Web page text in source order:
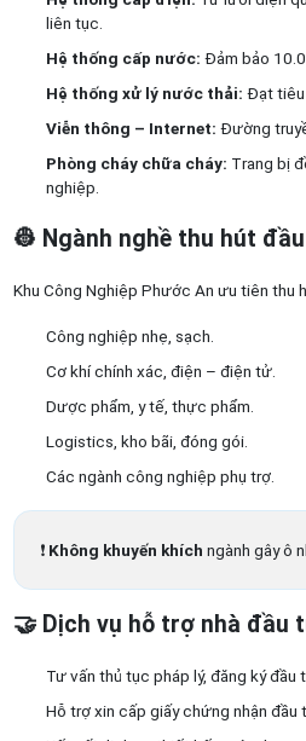
liên tục.
Hệ thống cấp nước: Đảm bảo
Hệ thống xử lý nước thải: Đạt tiêu
Viễn thông – Internet: Đường
Phòng cháy chữa cháy: Trang bị
nghiệp.
👷 Ngành nghề thu hút
Khu Công Nghiệp Phước An ưu tiên thu
Công nghiệp nhẹ, sạch.
Cơ khí chính xác, điện – điện tử.
Dược phẩm, y tế, thực phẩm.
Logistics, kho bãi, đóng gói.
Các ngành công nghiệp phụ trợ.
❗ Không khuyến khích ngành gây ô
🤝 Dịch vụ hỗ trợ nhà đầu
Tư vấn thủ tục pháp lý, đăng ký đầu
Hỗ trợ xin cấp giấy chứng nhận đầu